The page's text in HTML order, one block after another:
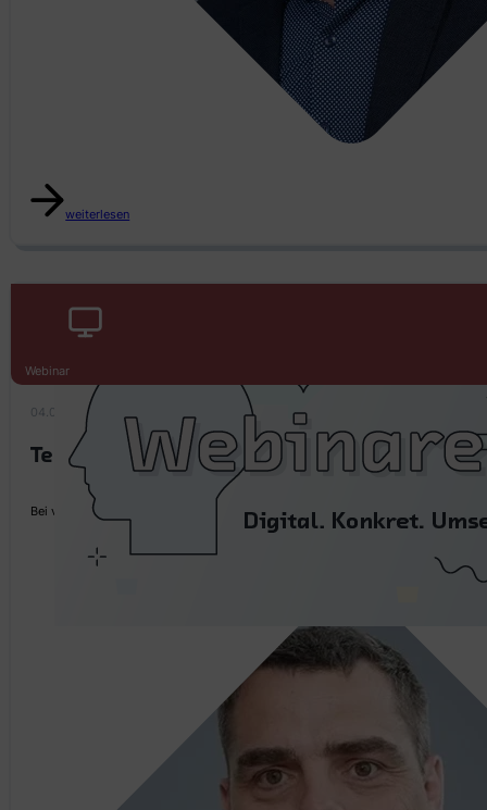
weiterlesen
04.02.2021
Technische Umsetzung der 5. EU
Bei vielen Finanzinstituten sind Bankbelege ein zentrales Element der täglichen
Webinar